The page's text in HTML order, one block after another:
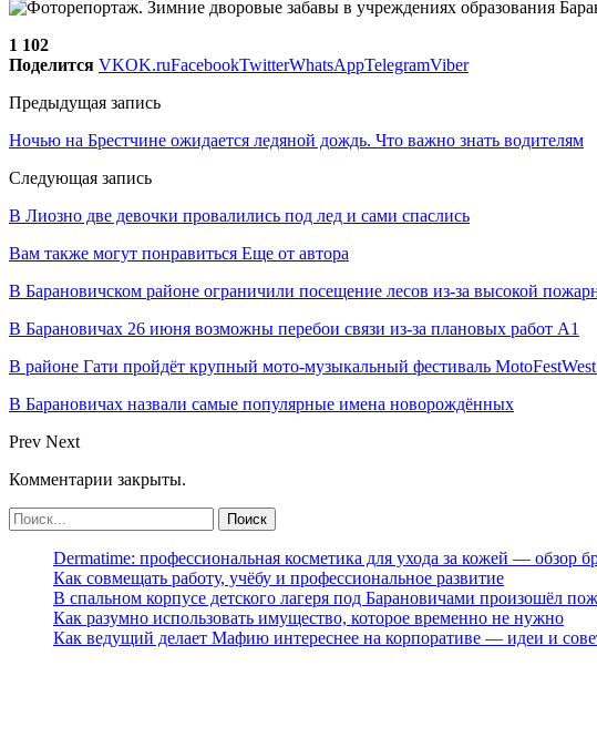
1 102
Поделится VKOK.ruFacebookTwitterWhatsAppTelegramViber
Предыдущая запись
Ночью на Брестчине ожидается ледяной дождь. Что важно знать водителям
Следующая запись
В Лиозно две девочки провалились под лед и сами спаслись
Вам также могут понравиться Еще от автора
В Барановичском районе ограничили посещение лесов из-за высокой
В Барановичах 26 июня возможны перебои связи из-за плановых работ A1
В районе Гати пройдёт крупный мото-музыкальный фестиваль
В Барановичах назвали самые популярные имена новорождённых
Prev Next
Комментарии закрыты.
Dermatime: профессиональная косметика для ухода за кожей — обзор
Как совмещать работу, учёбу и профессиональное развитие
В спальном корпусе детского лагеря под Барановичами произошёл
Как разумно использовать имущество, которое временно не нужно
Как ведущий делает Мафию интереснее на корпоративе — идеи и